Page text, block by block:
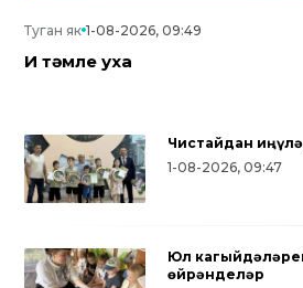
Туган як 1-08-2026, 09:49
Иң тәмле уха
Чистайдан
1-08-2026, 09:47
Юл
өйрәнделәр